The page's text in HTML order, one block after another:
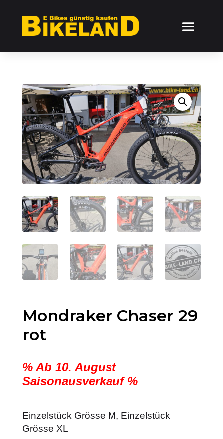
Mondraker Chaser 29
rot
% Ab 10. August
Saisonausverkauf %
Einzelstück Grösse M, Einzelstück
Grösse XL